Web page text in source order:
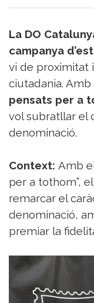
Turisme
Vi
Saber-
ne
més
Vins
Cellers
de
cuina
Gastronomia
Opinió
Espai
Sorteigs
La DO
campanya
vi de proximitat
ciutadania. Amb
pensats per a
vol subratllar el
denominació.
Context: Amb
per a tothom”,
remarcar el
denominació,
premiar la